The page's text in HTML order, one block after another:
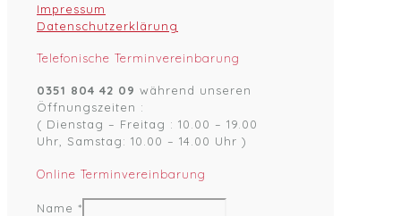
Impressum
Datenschutzerklärung
Telefonische Terminvereinbarung
0351 804 42 09 während unseren
Öffnungszeiten :
( Dienstag – Freitag : 10.00 – 19.00
Uhr, Samstag: 10.00 – 14.00 Uhr )
Online Terminvereinbarung
Name *